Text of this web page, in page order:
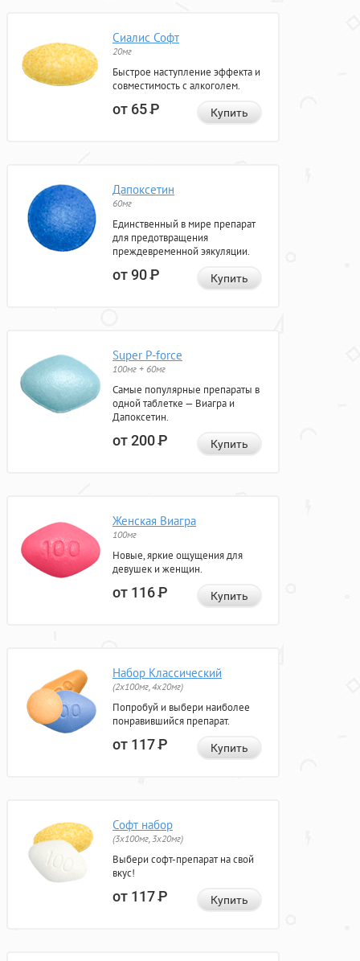
Сиалис Софт
20мг
Быстрое наступление эффекта и
совместимость с алкоголем.
от 65Р Купить
Дапоксетин
60мг
Единственный в мире препарат
для предотвращения
преждевременной эякуляции.
от 90Р Купить
Super P-force
100мг + 60мг
Самые популярные препараты в
одной таблетке — Виагра и
Дапоксетин.
от 200Р Купить
Женская Виагра
100мг
Новые, яркие ощущения для
девушек и женщин.
от 116Р Купить
Набор Классический
(2x100мг, 4x20мг)
Попробуй и выбери наиболее
понравившийся препарат.
от 117Р Купить
Софт набор
(3x100мг, 3x20мг)
Выбери софт-препарат на свой
вкус!
от 117Р Купить